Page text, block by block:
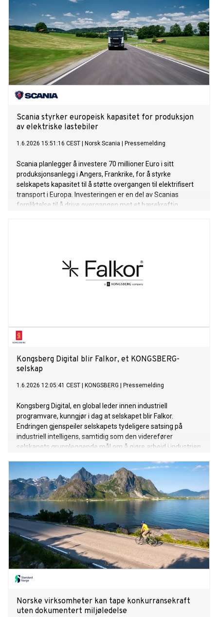
Scania styrker europeisk kapasitet for produksjon
av elektriske lastebiler
1.6.2026 15:51:16 CEST Norsk Scania Pressemelding
Scania planlegger å investere 70 millioner Euro i sitt
produksjonsanlegg i Angers, Frankrike, for å styrke
selskapets kapasitet til å støtte overgangen til elektrifisert
transport i Europa. Investeringen er en del av Scanias
forpliktelse til å drive overgangen mot et bærekraftig
Kongsberg Digital blir Falkor, et KONGSBERG-
selskap
1.6.2026 12:05:41 CEST KONGSBERG Pressemelding
Kongsberg Digital, en global leder innen industriell
programvare, kunngjør i dag at selskapet blir Falkor.
Endringen gjenspeiler selskapets tydeligere satsing på
industriell intelligens, samtidig som den viderefører
selskapets grunnleggende mål om å gjøre arbeid i industrien
Norske virksomheter kan tape konkurransekraft
uten dokumentert miljøledelse